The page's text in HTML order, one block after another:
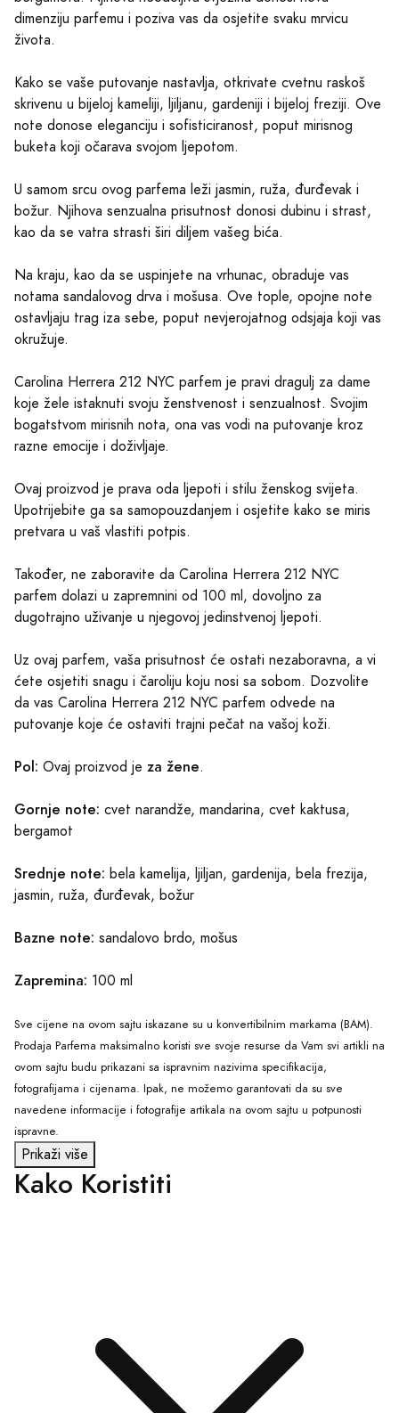
dimenziju parfemu i poziva vas da osjetite svaku mrvicu
života.
Kako se vaše putovanje nastavlja, otkrivate cvetnu raskoš
skrivenu u bijeloj kameliji, ljiljanu, gardeniji i bijeloj freziji. Ove
note donose eleganciju i sofisticiranost, poput mirisnog
buketa koji očarava svojom ljepotom.
U samom srcu ovog parfema leži jasmin, ruža, đurđevak i
božur. Njihova senzualna prisutnost donosi dubinu i strast,
kao da se vatra strasti širi diljem vašeg bića.
Na kraju, kao da se uspinjete na vrhunac, obraduje vas
notama sandalovog drva i mošusa. Ove tople, opojne note
ostavljaju trag iza sebe, poput nevjerojatnog odsjaja koji vas
okružuje.
Carolina Herrera 212 NYC parfem je pravi dragulj za dame
koje žele istaknuti svoju ženstvenost i senzualnost. Svojim
bogatstvom mirisnih nota, ona vas vodi na putovanje kroz
razne emocije i doživljaje.
Ovaj proizvod je prava oda ljepoti i stilu ženskog svijeta.
Upotrijebite ga sa samopouzdanjem i osjetite kako se miris
pretvara u vaš vlastiti potpis.
Također, ne zaboravite da Carolina Herrera 212 NYC
parfem dolazi u zapremnini od 100 ml, dovoljno za
dugotrajno uživanje u njegovoj jedinstvenoj ljepoti.
Uz ovaj parfem, vaša prisutnost će ostati nezaboravna, a vi
ćete osjetiti snagu i čaroliju koju nosi sa sobom. Dozvolite
da vas Carolina Herrera 212 NYC parfem odvede na
putovanje koje će ostaviti trajni pečat na vašoj koži.
Pol: Ovaj proizvod je za žene.
Gornje note: cvet narandže, mandarina, cvet kaktusa,
bergamot
Srednje note: bela kamelija, ljiljan, gardenija, bela frezija,
jasmin, ruža, đurđevak, božur
Bazne note: sandalovo brdo, mošus
Zapremina: 100 ml
Sve cijene na ovom sajtu iskazane su u konvertibilnim markama (BAM).
Prodaja Parfema maksimalno koristi sve svoje resurse da Vam svi artikli na
ovom sajtu budu prikazani sa ispravnim nazivima specifikacija,
fotografijama i cijenama. Ipak, ne možemo garantovati da su sve
navedene informacije i fotografije artikala na ovom sajtu u potpunosti
ispravne.
Prikaži više
Kako Koristiti